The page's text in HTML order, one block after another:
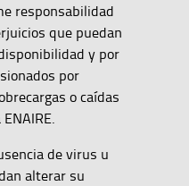
responsabilidad
que puedan
y por
por
o caídas
de virus u
alterar su